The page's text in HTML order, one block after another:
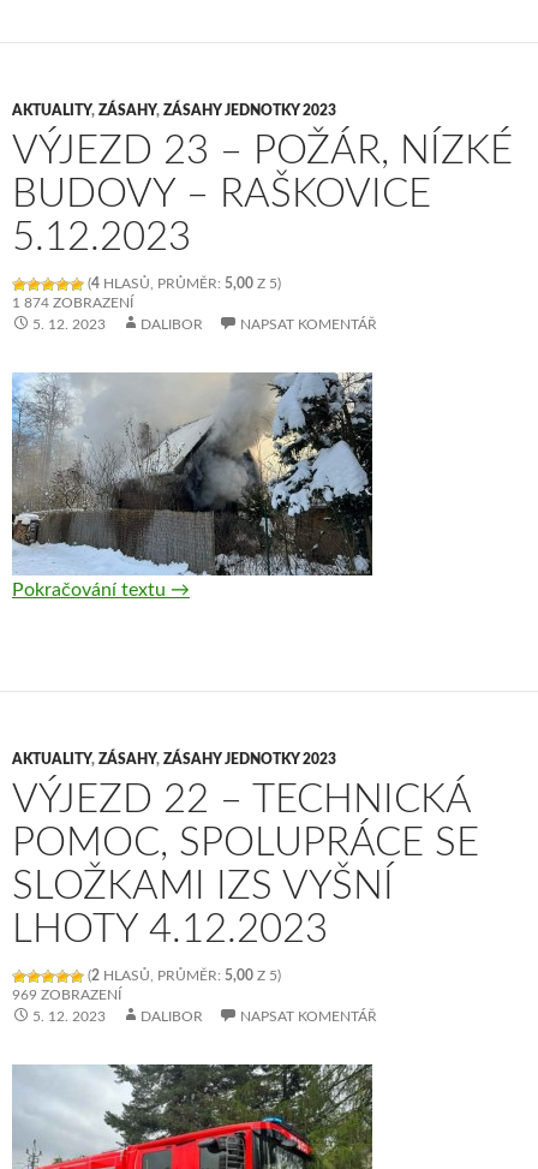
AKTUALITY, ZÁSAHY, ZÁSAHY JEDNOTKY 2023
VÝJEZD 23 – POŽÁR, NÍZKÉ
BUDOVY – RAŠKOVICE
5.12.2023
(4 HLASŮ, PRŮMĚR: 5,00 Z 5)
1 874 ZOBRAZENÍ
5. 12. 2023
DALIBOR NAPSAT KOMENTÁŘ
Pokračování textu Výjezd 23 — Požár, nízké budovy —
→
AKTUALITY, ZÁSAHY, ZÁSAHY JEDNOTKY 2023
VÝJEZD 22 – TECHNICKÁ
POMOC, SPOLUPRÁCE SE
SLOŽKAMI IZS VYŠNÍ
LHOTY 4.12.2023
(2 HLASŮ, PRŮMĚR: 5,00 Z 5)
969 ZOBRAZENÍ
5. 12. 2023
DALIBOR NAPSAT KOMENTÁŘ